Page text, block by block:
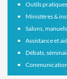
Outils
Ministères &
Salons,
Assistance et
Débats,